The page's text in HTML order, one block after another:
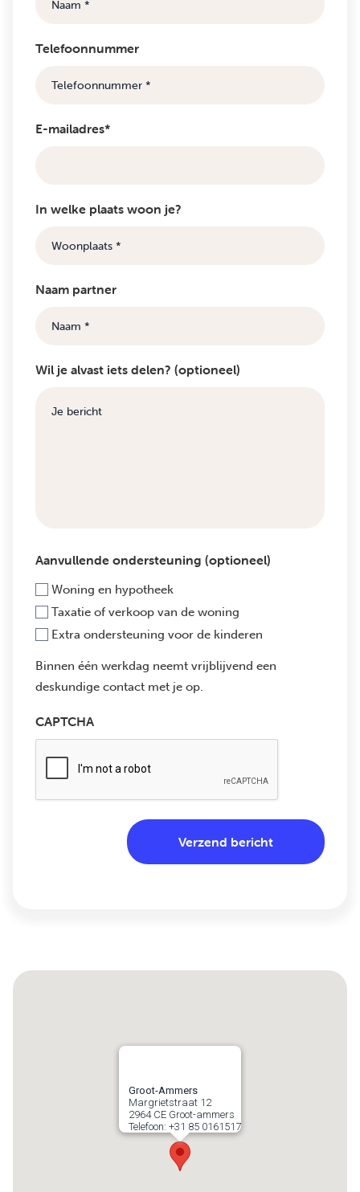
Telefoonnummer
E-mailadres*
In welke plaats woon je?
Naam partner
Wil je alvast iets delen? (optioneel)
Aanvullende ondersteuning (optioneel)
Woning en hypotheek
Taxatie of verkoop van de woning
Extra ondersteuning voor de kinderen
Binnen één werkdag neemt vrijblijvend een
deskundige contact met je op.
CAPTCHA
Groot-Ammers
Margrietstraat 12
2964 CE Groot-ammers
Telefoon: +31 85 0161517